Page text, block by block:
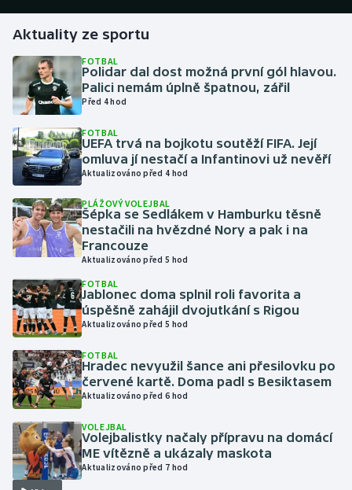
Golf
Gymnastika
Házená
Jezdectví
Judo
Krasobruslení
Lezení
Lyže a snowboard
Moderní pětiboj
Motorsport
Olympijské hry
Parasport
Plavání
Aktuality ze sportu
FOTBAL
Polidar dal dost možná první gól hlavou.
Palici nemám úplně špatnou, zářil
Před 4 hod
FOTBAL
UEFA trvá na bojkotu soutěží FIFA. Její
omluva jí nestačí a Infantinovi už nevěří
Aktualizováno před 4 hod
PLÁŽOVÝ VOLEJBAL
Šépka se Sedlákem v Hamburku těsně
nestačili na hvězdné Nory a pak i na
Francouze
Aktualizováno před 5 hod
FOTBAL
Jablonec doma splnil roli favorita a
úspěšně zahájil dvojutkání s Rigou
Aktualizováno před 5 hod
FOTBAL
Hradec nevyužil šance ani přesilovku po
červené kartě. Doma padl s Besiktasem
Aktualizováno před 6 hod
VOLEJBAL
Volejbalistky načaly přípravu na domácí
ME vítězně a ukázaly maskota
Aktualizováno před 7 hod